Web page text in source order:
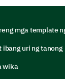
think we can
mga template
ibang uri ng tanong
wika